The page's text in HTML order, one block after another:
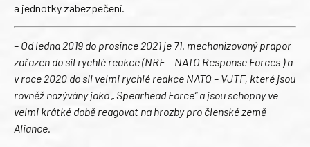
a jednotky zabezpečení.
– Od ledna 2019 do prosince 2021 je 71. mechanizovaný prapor
zařazen do sil rychlé reakce (NRF – NATO Response Forces ) a
v roce 2020 do sil velmi rychlé reakce NATO – VJTF, které jsou
rovněž nazývány jako „ Spearhead Force“ a jsou schopny ve
velmi krátké době reagovat na hrozby pro členské země
Aliance.